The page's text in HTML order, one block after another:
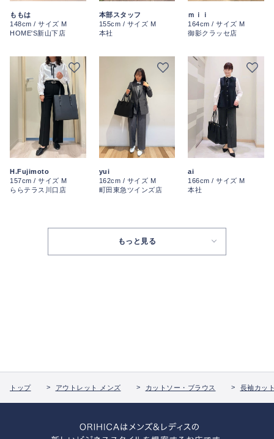
ももは
148cm / サイズ M
HOME'S新山下店
本部スタッフ
155cm / サイズ M
本社
ｍｉｉ
164cm / サイズ M
御影クラッセ店
H.Fujimoto
157cm / サイズ M
ららテラス川口店
yui
162cm / サイズ M
町田東急ツインズ店
ai
166cm / サイズ M
本社
もっと見る
トップ アウトレット メンズ カットソー・ブラウス 長袖カッ